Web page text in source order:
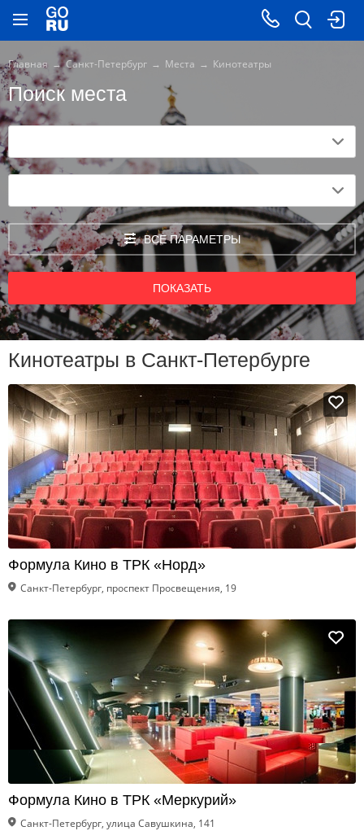
Главная Санкт-Петербург Места Кинотеатры
Поиск места
ВСЕ ПАРАМЕТРЫ
ПОКАЗАТЬ
Кинотеатры в Санкт-Петербурге
Формула Кино в ТРК «Норд»
Санкт-Петербург, проспект Просвещения, 19
Формула Кино в ТРК «Меркурий»
Санкт-Петербург, улица Савушкина, 141